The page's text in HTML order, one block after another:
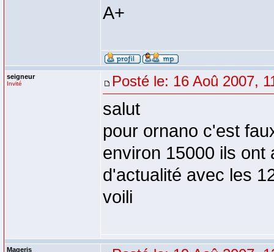
A+
seigneur
Invité Posté le: 16 Aoû 2007,
salut
pour ornano c'est
environ 15000 ils ont
d'actualité avec les
voili
Mageris